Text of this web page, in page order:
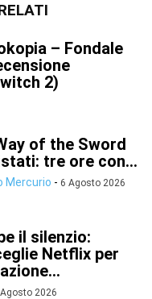
– Fondale
2)
of the Sword
tre ore con...
Mercurio - 6 Agosto 2026
il silenzio:
Netflix per
2026